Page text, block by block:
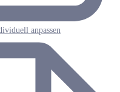
anpassen